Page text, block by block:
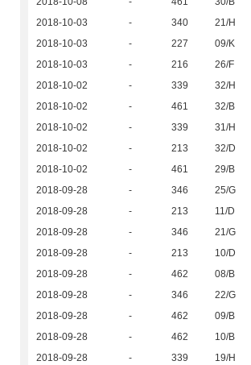
2018-10-03
- 340 21/H
2018-10-03
- 227 09/K
2018-10-03
- 216 26/F
2018-10-02
- 339 32/H
2018-10-02
- 461 32/B
2018-10-02
- 339 31/H
2018-10-02
- 213 32/D
2018-10-02
- 461 29/B
2018-09-28
- 346 25/G
2018-09-28
- 213 11/D
2018-09-28
- 346 21/G
2018-09-28
- 213 10/D
2018-09-28
- 462 08/B
2018-09-28
- 346 22/G
2018-09-28
- 462 09/B
2018-09-28
- 462 10/B
2018-09-28
- 339 19/H